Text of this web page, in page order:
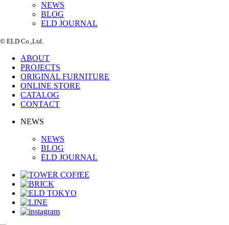
NEWS
BLOG
ELD JOURNAL
© ELD Co.,Ltd.
ABOUT
PROJECTS
ORIGINAL FURNITURE
ONLINE STORE
CATALOG
CONTACT
NEWS
NEWS
BLOG
ELD JOURNAL